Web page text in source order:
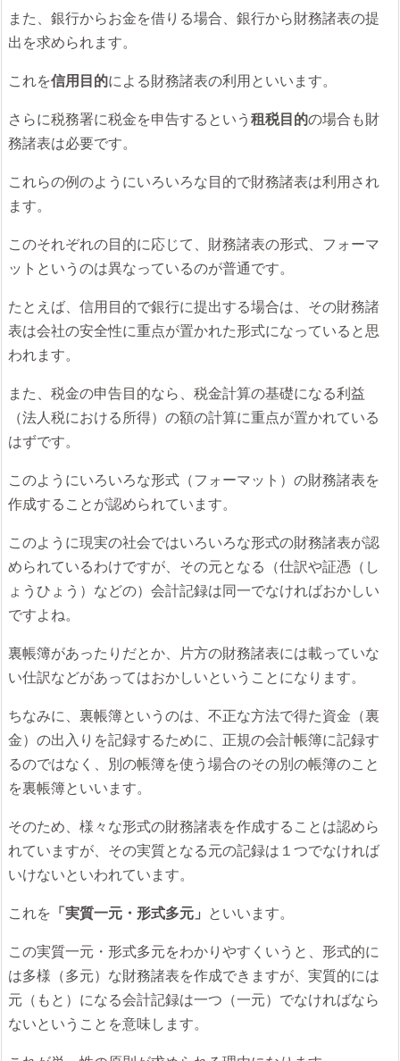
また、銀行からお金を借りる場合、銀行から財務諸表の提
出を求められます。
これを信用目的による財務諸表の利用といいます。
さらに税務署に税金を申告するという 租税目的の場合も財
務諸表は必要です。
これらの例のようにいろいろな目的で財務諸表は利用され
ます。
このそれぞれの目的に応じて、財務諸表の形式、フォーマ
ットというのは異なっているのが普通です。
たとえば、信用目的で銀行に提出する場合は、その財務諸
表は会社の安全性に重点が置かれた形式になっていると思
われます。
また、税金の申告目的なら、税金計算の基礎になる利益
（法人税における所得）の額の計算に重点が置かれている
はずです。
このようにいろいろな形式（フォーマット）の財務諸表を
作成することが認められています。
このように現実の社会ではいろいろな形式の財務諸表が認
められているわけですが、その元となる（仕訳や証憑（し
ょうひょう）などの）会計記録は同一でなければおかしい
ですよね。
裏帳簿があったりだとか、片方の財務諸表には載っていな
い仕訳などがあってはおかしいということになります。
ちなみに、裏帳簿というのは、不正な方法で得た資金（裏
金）の出入りを記録するために、正規の会計帳簿に記録す
るのではなく、別の帳簿を使う場合のその別の帳簿のこと
を裏帳簿といいます。
そのため、様々な形式の財務諸表を作成することは認めら
れていますが、その実質となる元の記録は１つでなければ
いけないといわれています。
これを 「実質一元・形式多元」 といいます。
この実質一元・形式多元をわかりやすくいうと、形式的に
は多様（多元）な財務諸表を作成できますが、実質的には
元（もと）になる会計記録は一つ（一元）でなければなら
ないということを意味します。